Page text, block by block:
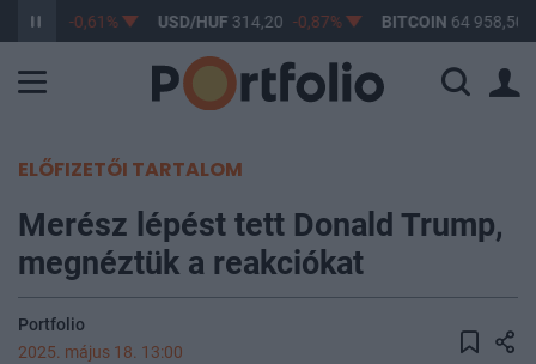
363,17 -0,61% USD/HUF314,20 -0,87% BITCOIN64 958,50
ELŐFIZETŐI TARTALOM
Merész lépést tett Donald Trump,
megnéztük a reakciókat
Portfolio
2025. május 18. 13:00